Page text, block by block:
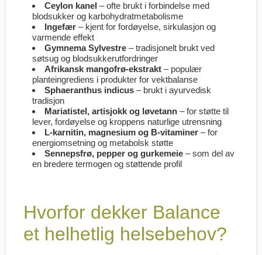
Ceylon kanel – ofte brukt i forbindelse med
blodsukker og karbohydratmetabolisme
Ingefær – kjent for fordøyelse, sirkulasjon og
varmende effekt
Gymnema Sylvestre – tradisjonelt brukt ved
søtsug og blodsukkerutfordringer
Afrikansk mangofrø-ekstrakt – populær
planteingrediens i produkter for vektbalanse
Sphaeranthus indicus – brukt i ayurvedisk
tradisjon
Mariatistel, artisjokk og løvetann – for støtte til
lever, fordøyelse og kroppens naturlige utrensning
L-karnitin, magnesium og B-vitaminer – for
energiomsetning og metabolsk støtte
Sennepsfrø, pepper og gurkemeie – som del av
en bredere termogen og støttende profil
Hvorfor dekker Balance
et helhetlig helsebehov?